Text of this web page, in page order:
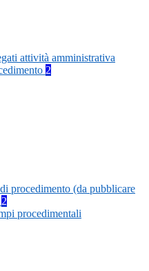
attività amministrativa
2
procedimento (da pubblicare
2
procedimentali